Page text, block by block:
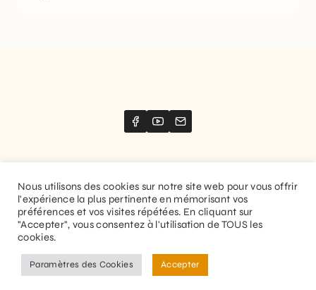
Website created byStimize
© 2026 Guitaranthem. All rights reserved.
Privacy Policy Terms and Conditions
Nous utilisons des cookies sur notre site web pour vous offrir
l'expérience la plus pertinente en mémorisant vos
préférences et vos visites répétées. En cliquant sur
"Accepter", vous consentez à l'utilisation de TOUS les
cookies.
Paramètres des Cookies Accepter